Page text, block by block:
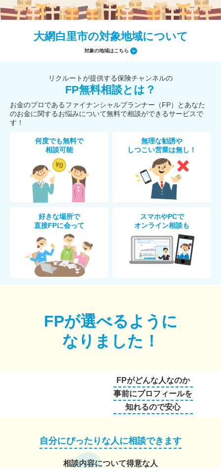
大網白里市の対象地域について
対象の地域はこちら
リクルートが提供する保険チャンネルの
FP無料相談とは？
お金のプロであるファイナンシャルプランナー（FP）とあなた
のお金に関するお悩みについて無料で相談ができるサービスで
す！
何度でも無料で
相談可能
無理な勧誘や
しつこい営業は無し！
好きな場所で
直接FPに会って
スマホやPCで
オンライン相談も
FPが選べるように
なりました！
FPがどんな人なのか
事前にプロフィールを
知れるので安心
自分にぴったりな人に相談できます
相談内容について得意な人